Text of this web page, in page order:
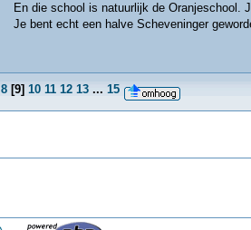
En die school is natuurlijk de
Je bent echt een halve Scheveninger
8[9] 10 11 12 13 ... 15